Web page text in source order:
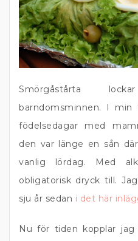
Smörgåstårta
barndomsminnen. I
födelsedagar med
den var länge en sån
vanlig lördag. Med
obligatorisk dryck till.
sju år sedan i det här
Nu för tiden kopplar